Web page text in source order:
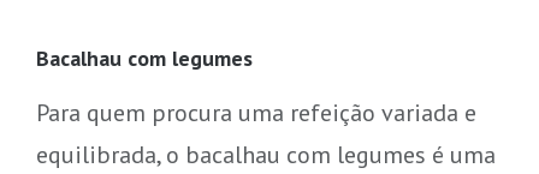
Bacalhau com legumes
Para quem procura uma refeição variada e
equilibrada, o bacalhau com legumes é uma